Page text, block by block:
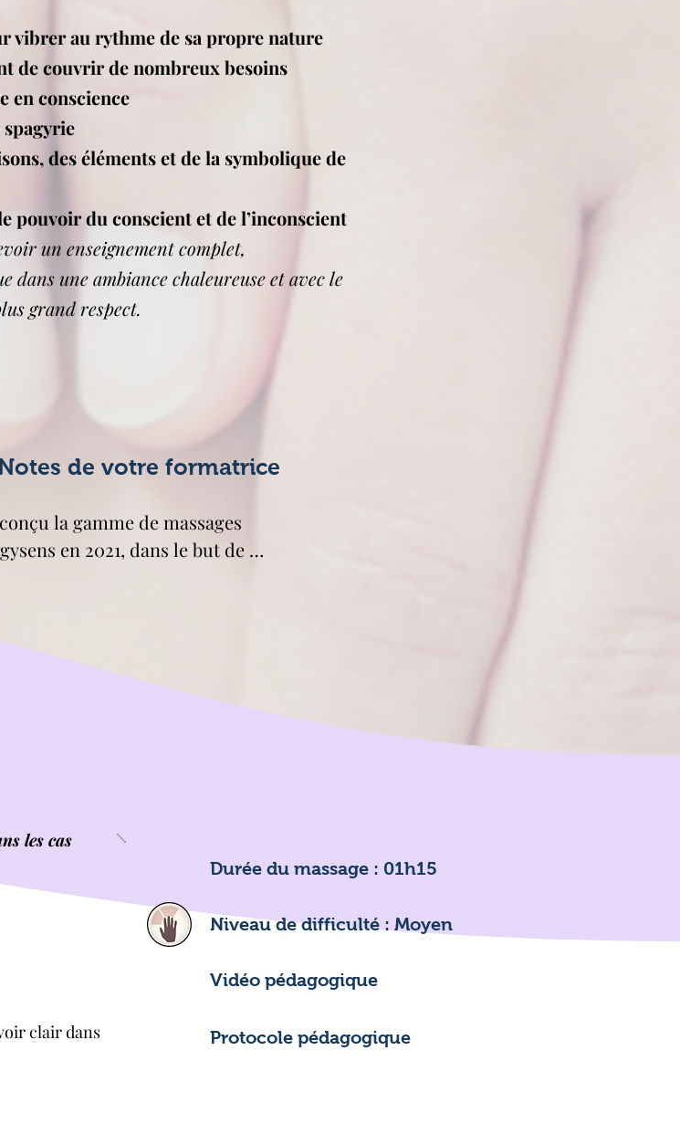
vibrer au rythme de sa propre nature
de couvrir de nombreux besoins
en conscience
des éléments et de la symbolique de
pouvoir du conscient et de l’inconscient
un enseignement complet,
dans une ambiance chaleureuse et avec le
grand respect.
de votre formatrice
la gamme de massages
en 2021, dans le but de
. Ces 4 massages sont le fruits
travail approfondi sur la relation
l'être humain, la nature, les
spagyrie. les notions de base des
le rapport du corps avec les
pas nécessaire de vous former
nécessaires à la bonne
les cas
clair dans
Durée du massage : 01h15
Niveau de difficulté : Moyen
Vidéo pédagogique
Protocole pédagogique